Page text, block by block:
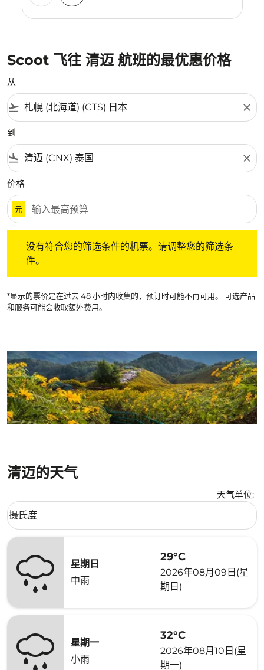
Scoot 飞往 清迈 航班的最优惠价格
从
flight_takeoff close
到
flight_land close
价格
元
没有符合您的筛选条件的机票。请调整您的筛选条
件。
*显示的票价是在过去 48 小时内收集的，预订时可能不再可用。 可选产品
和服务可能会收取额外费用。
清迈的天气
天气单位:
Weather unit option 摄氏度 Selected
摄氏度
keyboard_arrow_down
星期日
中雨
29°C
2026年08月09日(星
期日)
星期一
小雨
32°C
2026年08月10日(星
期一)